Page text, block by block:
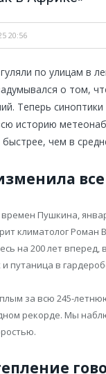
20:56
по улицам в
о том,
Теперь
историю
чем в
все
Пушкина,
климатолог Роман
на 200 лет
и путаница в
за всю 245-
рекорде. Мы